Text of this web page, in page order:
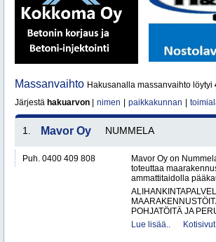
Massanvaihto Hakusanalla massanvaihto löytyi
Järjestä hakuarvon nimen paikkakunnan
1. Mavor Oy NUMMELA
Puh. 0400 409 808
Mavor Oy on
toteuttaa
ammattitaidolla
POHJATÖITÄ JA
Lue lisää..
Kotisivut